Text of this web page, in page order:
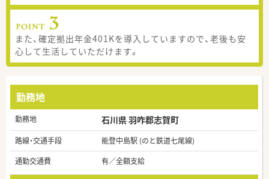
また、確定拠出年金401Kを導入していますので、老後も安
心して生活していただけます。
勤務地
勤務地 石川県 羽咋郡志賀町
路線・交通手段
能登中島駅 (のと鉄道七尾線)
通勤交通費
有／全額支給